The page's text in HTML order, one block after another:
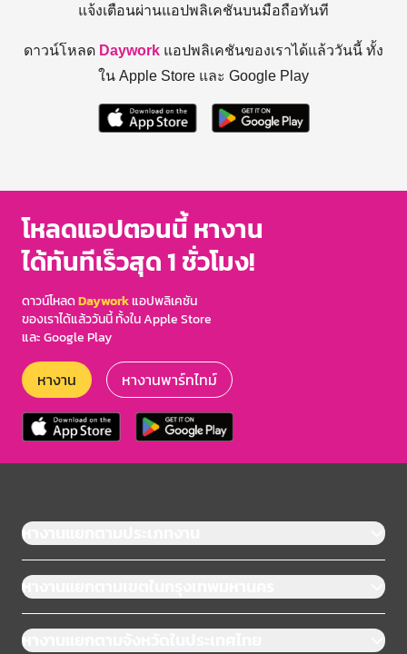
แจ้งเตือนผ่านแอปพลิเคชันบนมือถือทันที
ดาวน์โหลด Daywork แอปพลิเคชันของเราได้แล้ววันนี้ ทั้ง
ใน Apple Store และ Google Play
โหลดแอปตอนนี้ หางาน
ได้ทันทีเร็วสุด 1 ชั่วโมง!
ดาวน์โหลดDayworkแอปพลิเคชัน
ของเราได้แล้ววันนี้ ทั้งใน Apple Store
และ Google Play
หางาน หางานพาร์ทไทม์
หางานแยกตามประเภทงาน
หางานแยกตามเขตในกรุงเทพมหานคร
หางานแยกตามจังหวัดในประเทศไทย